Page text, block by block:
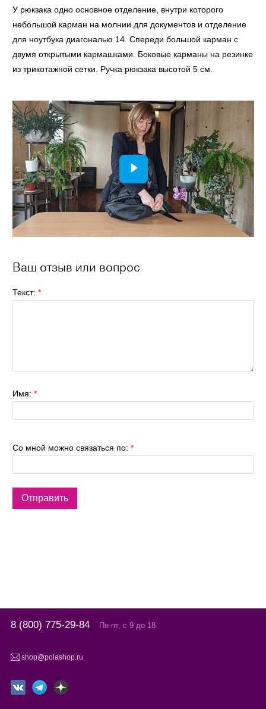
У рюкзака одно основное отделение, внутри которого
небольшой карман на молнии для документов и отделение
для ноутбука диагональю 14. Спереди большой карман с
двумя открытыми кармашками. Боковые карманы на резинке
из трикотажной сетки. Ручка рюкзака высотой 5 см.
Ваш отзыв или вопрос
Текст: *
Имя: *
Со мной можно связаться по: *
8 (800) 775-29-84 Пн-пт, с 9 до 18
shop@polashop.ru